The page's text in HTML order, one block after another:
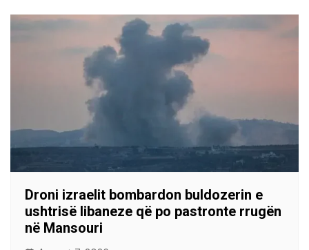
Droni izraelit bombardon buldozerin e
ushtrisë libaneze që po pastronte rrugën
në Mansouri